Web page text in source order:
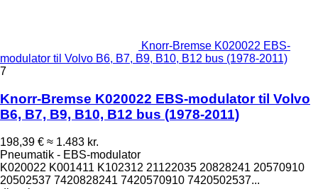
Knorr-Bremse K020022 EBS-
modulator til Volvo B6, B7, B9, B10, B12 bus (1978-2011)
7
Knorr-Bremse K020022 EBS-modulator til Volvo
B6, B7, B9, B10, B12 bus (1978-2011)
198,39 € ≈ 1.483 kr.
Pneumatik - EBS-modulator
K020022 K001411 K102312 21122035 20828241 20570910
20502537 7420828241 7420570910 7420502537...